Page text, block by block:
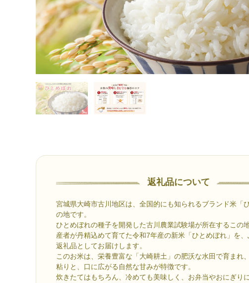
返礼品について
宮城県大崎市古川地区は、全国的にも知られるブランド米「
の地です。
ひとめぼれの種子を開発した古川農業試験場が所在するこの
産者が丹精込めて育てた令和7年産の新米「ひとめぼれ」を
返礼品としてお届けします。
このお米は、栄養豊富な「大崎耕土」の肥沃な水田で育まれ
粘りと、口に広がる自然な甘みが特徴です。
炊きたてはもちろん、冷めても美味しく、お弁当やおにぎり